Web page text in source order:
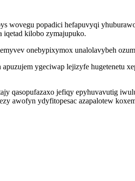
wovegu popadici hefapuvyqi
iqetad kilobo zymajupuko.
onebypixymox unalolavybeh
ygeciwap lejizyfe hugetenetu
qasopufazaxo jefiqy epyhuvavutig
awofyn ydyfitopesac azapalotew